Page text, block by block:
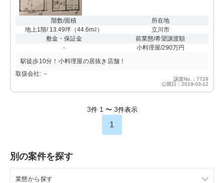
階数/面積
地上1階/ 13.49坪（44.6m2 ）
所在地
立川市
敷金・保証金
-
前業態/希望譲渡額
小料理屋/290万円
駅徒歩10分！小料理屋の居抜き店舗！
取扱会社: －
譲渡No.：7729
公開日：2019-03-12
3件 1 〜 3件表示
1
別の案件を探す
業態から探す